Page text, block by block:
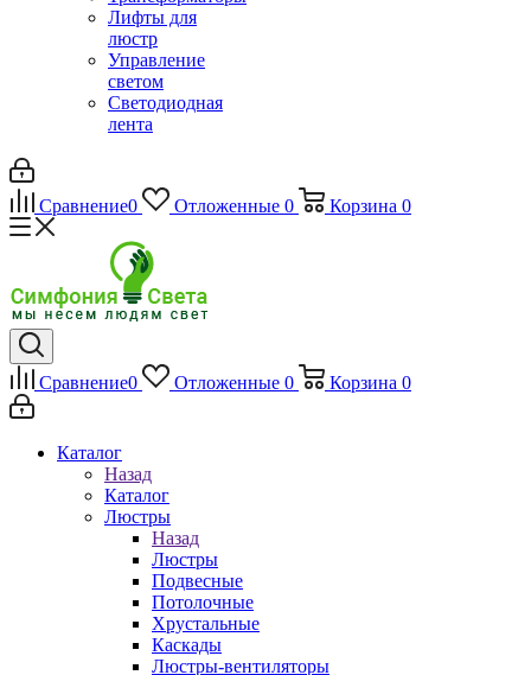
Лифты для
люстр
Управление
светом
Светодиодная
лента
Сравнение0 Отложенные 0 Корзина 0
Сравнение0 Отложенные 0 Корзина 0
Каталог
Назад
Каталог
Люстры
Назад
Люстры
Подвесные
Потолочные
Хрустальные
Каскады
Люстры-вентиляторы